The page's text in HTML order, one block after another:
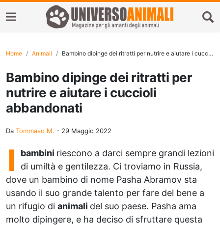
Home Animali Bambino dipinge dei ritratti per nutrire e aiutare i cuccioli abbandonati
Bambino dipinge dei ritratti per
nutrire e aiutare i cuccioli
abbandonati
Da Tommaso M. - 29 Maggio 2022
I bambini riescono a darci sempre grandi lezioni
di umiltà e gentilezza. Ci troviamo in Russia,
dove un bambino di nome Pasha Abramov sta
usando il suo grande talento per fare del bene a
un rifugio di animali del suo paese. Pasha ama
molto dipingere, e ha deciso di sfruttare questa